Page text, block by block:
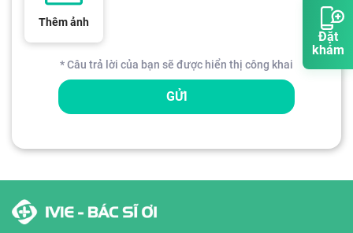
Đặt
khám
Thêm ảnh
* Câu trả lời của bạn sẽ được hiển thị công khai
GỬI